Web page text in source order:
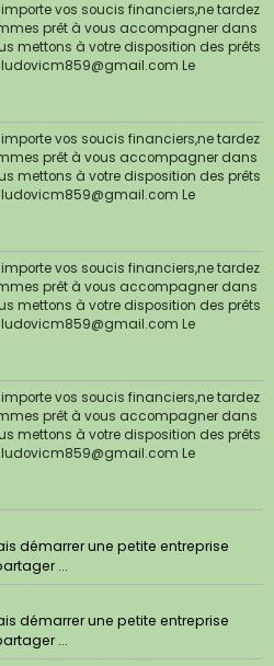
vos soucis financiers,ne tardez
prêt à vous accompagner dans
mettons à votre disposition des prêts
Le
vos soucis financiers,ne tardez
prêt à vous accompagner dans
mettons à votre disposition des prêts
Le
vos soucis financiers,ne tardez
prêt à vous accompagner dans
mettons à votre disposition des prêts
Le
vos soucis financiers,ne tardez
prêt à vous accompagner dans
mettons à votre disposition des prêts
Le
démarrer une petite entreprise
...
démarrer une petite entreprise
...